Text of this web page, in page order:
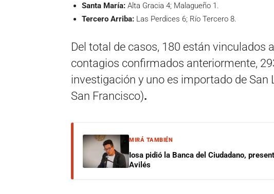
Santa María: Alta Gracia 4; Malagueño 1.
Tercero Arriba: Las Perdices 6; Río Tercero 8.
Del total de casos, 180 están vinculados
contagios confirmados anteriormente,
investigación y uno es importado de San
San Francisco).
MIRÁ TAMBIÉN
Iosa pidió la Banca del Ciudadano,
Avilés